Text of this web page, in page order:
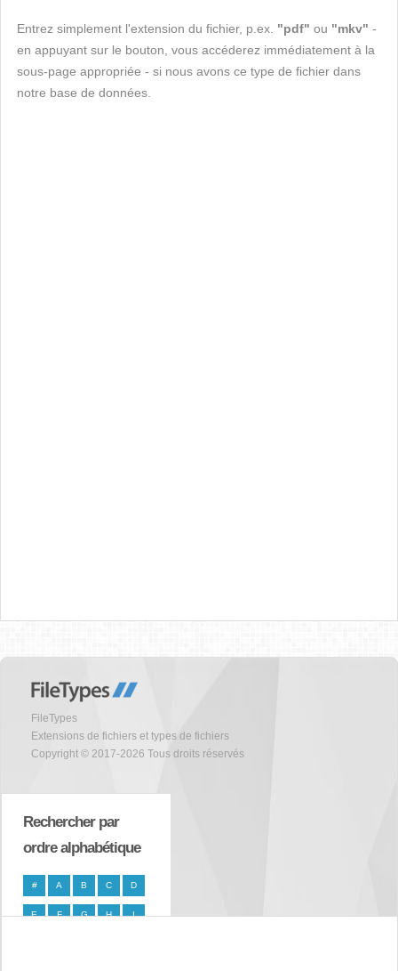
Entrez simplement l'extension du fichier, p.ex. "pdf" ou "mkv" -
en appuyant sur le bouton, vous accéderez immédiatement à la
sous-page appropriée - si nous avons ce type de fichier dans
notre base de données.
FileTypes
Extensions de fichiers et types de fichiers
Copyright © 2017-2026 Tous droits réservés
Rechercher par
ordre alphabétique
# A B C D
E F G H I